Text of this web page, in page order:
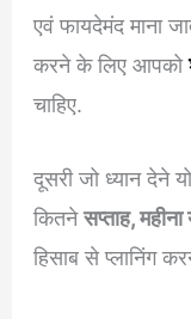
एवं फायदेमंद माना
करने के लिए आपको
चाहिए.
दूसरी जो ध्यान देने
कितनेसप्ताह,
हिसाब से प्लानिंग